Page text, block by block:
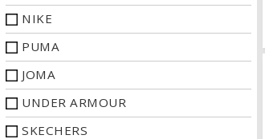
NIKE
PUMA
JOMA
UNDER ARMOUR
SKECHERS